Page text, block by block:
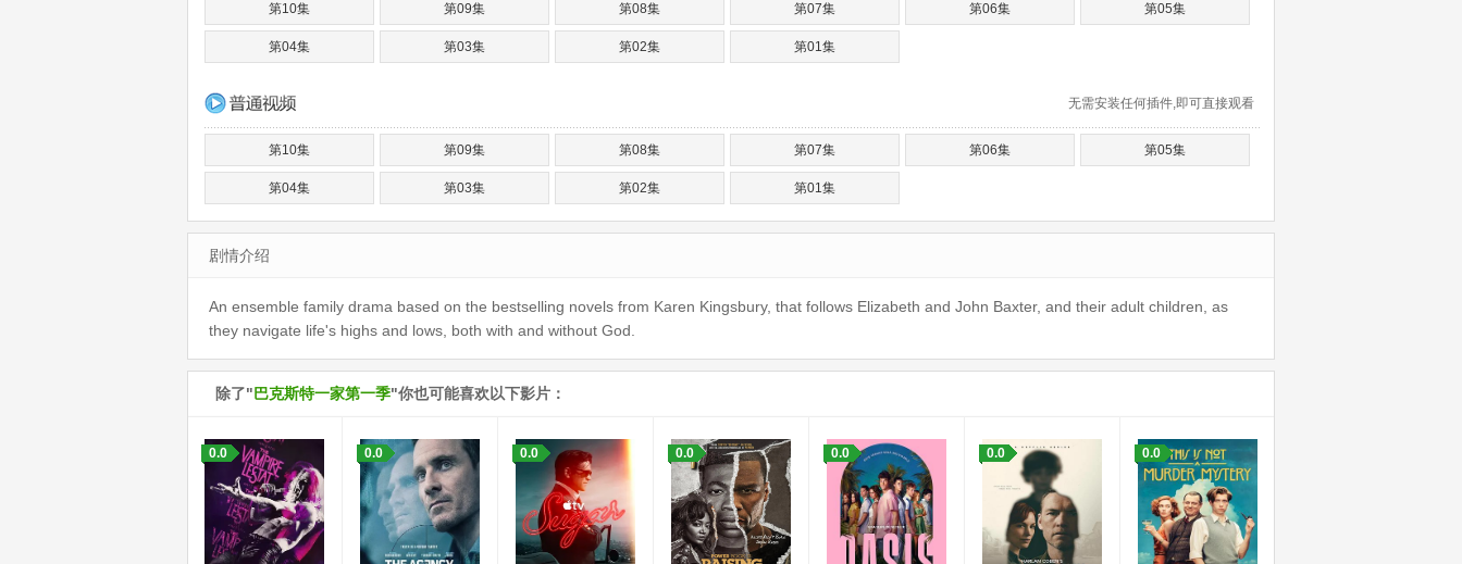
第10集 第09集 第08集 第07集 第06集 第05集
第04集 第03集 第02集 第01集
无需安装任何插件,即可直接观看
第10集 第09集 第08集 第07集 第06集 第05集
第04集 第03集 第02集 第01集
剧情介绍
An ensemble family drama based on the bestselling novels from Karen Kingsbury, that follows Elizabeth and John Baxter, and their adult children, as
they navigate life's highs and lows, both with and without God.
除了" 巴克斯特一家第一季"你也可能喜欢以下影片：
0.0 0.0 0.0 0.0 0.0 0.0 0.0